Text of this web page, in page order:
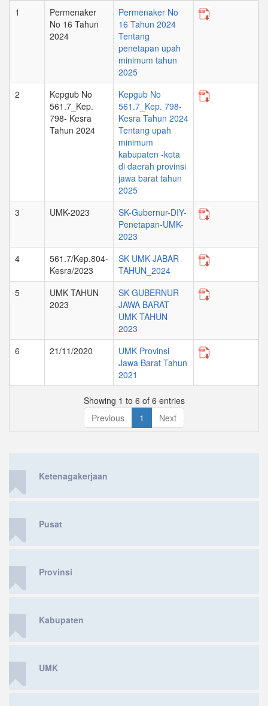
1
Permenaker
No 16 Tahun
2024
Permenaker No
16 Tahun 2024
Tentang
penetapan upah
minimum tahun
2025
2
Kepgub No
561.7_Kep.
798- Kesra
Tahun 2024
Kepgub No
561.7_Kep. 798-
Kesra Tahun 2024
Tentang upah
minimum
kabupaten -kota
di daerah provinsi
jawa barat tahun
2025
3
UMK-2023
SK-Gubernur-DIY-
Penetapan-UMK-
2023
4
561.7/Kep.804-
Kesra/2023
SK UMK JABAR
TAHUN_2024
5
UMK TAHUN
2023
SK GUBERNUR
JAWA BARAT
UMK TAHUN
2023
6
21/11/2020
UMK Provinsi
Jawa Barat Tahun
2021
Showing 1 to 6 of 6 entries
Previous
1 Next
Ketenagakerjaan
Pusat
Provinsi
Kabupaten
UMK